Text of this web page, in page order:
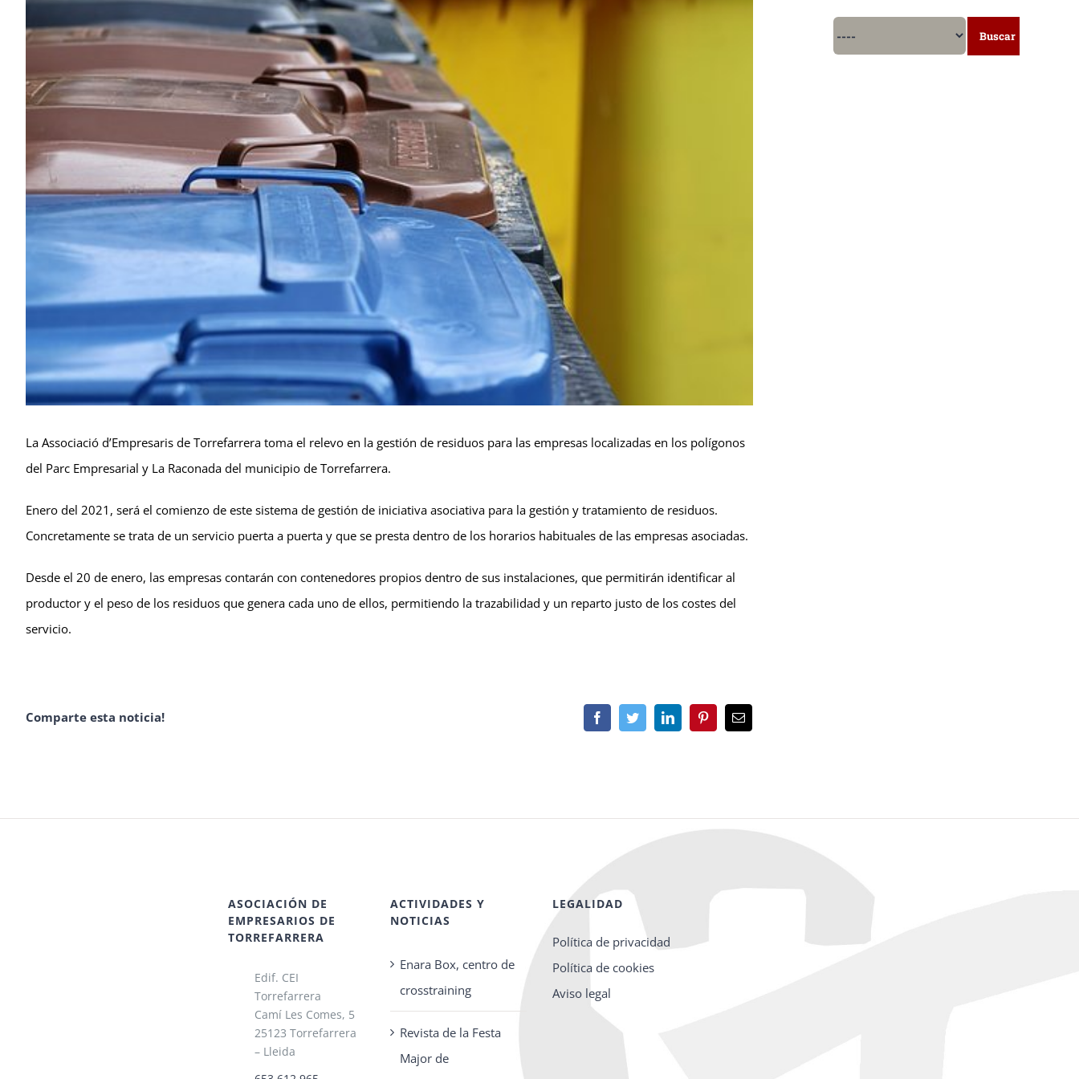
La Associació d’Empresaris de Torrefarrera toma el relevo en la gestión de residuos para las empresas localizadas en los polígonos
del Parc Empresarial y La Raconada del municipio de Torrefarrera.
Enero del 2021, será el comienzo de este sistema de gestión de iniciativa asociativa para la gestión y tratamiento de residuos.
Concretamente se trata de un servicio puerta a puerta y que se presta dentro de los horarios habituales de las empresas asociadas.
Desde el 20 de enero, las empresas contarán con contenedores propios dentro de sus instalaciones, que permitirán identificar al
productor y el peso de los residuos que genera cada uno de ellos, permitiendo la trazabilidad y un reparto justo de los costes del
servicio.
Comparte esta noticia! FacebookTwitterLinkedInPinterestEmail
ASOCIACIÓN DE
EMPRESARIOS DE
TORREFARRERA
Edif. CEI
Torrefarrera
Camí Les Comes, 5
25123 Torrefarrera
– Lleida
ACTIVIDADES Y
NOTICIAS
Enara Box, centro de
crosstraining
Revista de la Festa
Major de
LEGALIDAD
Política de privacidad
Política de cookies
Aviso legal